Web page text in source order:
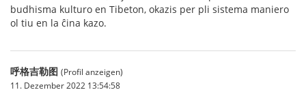
budhisma kulturo en Tibeton, okazis per pli sistema maniero
ol tiu en la ĉina kazo.
呼格吉勒图 (Profil anzeigen)
11. Dezember 2022 13:54:58